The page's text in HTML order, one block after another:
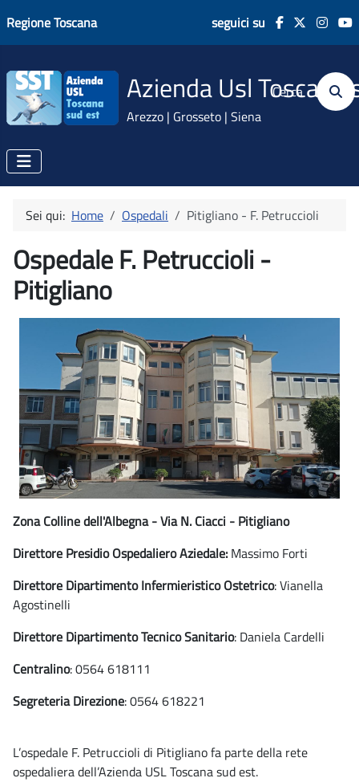
Regione Toscana seguici su
Azienda Usl Toscana
Arezzo | Grosseto | Siena
Cerca
Sei qui: Home Ospedali Pitigliano - F. Petruccioli
Ospedale F. Petruccioli -
Pitigliano
Zona Colline dell'Albegna - Via N. Ciacci - Pitigliano
Direttore Presidio Ospedaliero Aziedale: Massimo Forti
Direttore Dipartimento Infermieristico Ostetrico: Vianella
Agostinelli
Direttore Dipartimento Tecnico Sanitario: Daniela Cardelli
Centralino: 0564 618111
Segreteria Direzione: 0564 618221
L’ospedale F. Petruccioli di Pitigliano fa parte della rete
ospedaliera dell’Azienda USL Toscana sud est.